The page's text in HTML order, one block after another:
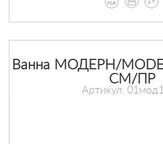
Ванна МОДЕРН/
СМ/ПР
Артикул: